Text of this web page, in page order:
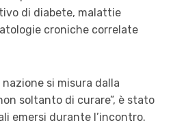
di diabete, malattie
croniche correlate
si misura dalla
soltanto di curare”, è stato
emersi durante l’incontro.